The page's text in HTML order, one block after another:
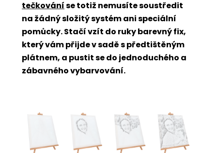
tečkováníse totiž nemusíte soustředit
na žádný složitý systém ani speciální
pomůcky. Stačí vzít do ruky barevný fix,
který vám přijde v sadě s předtištěným
plátnem, a pustit se do jednoduchého a
zábavného vybarvování.